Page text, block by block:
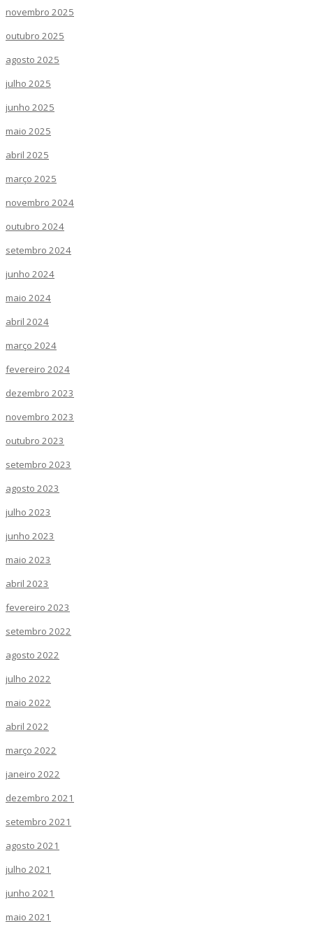
novembro 2025
outubro 2025
agosto 2025
julho 2025
junho 2025
maio 2025
abril 2025
março 2025
novembro 2024
outubro 2024
setembro 2024
junho 2024
maio 2024
abril 2024
março 2024
fevereiro 2024
dezembro 2023
novembro 2023
outubro 2023
setembro 2023
agosto 2023
julho 2023
junho 2023
maio 2023
abril 2023
fevereiro 2023
setembro 2022
agosto 2022
julho 2022
maio 2022
abril 2022
março 2022
janeiro 2022
dezembro 2021
setembro 2021
agosto 2021
julho 2021
junho 2021
maio 2021